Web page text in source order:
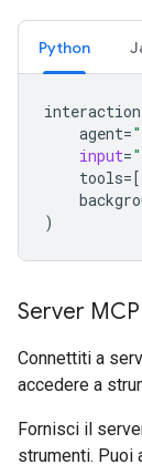
Python
interaction
agent=
input=
tools=
)
Server MCP
Connettiti a
accedere a
Fornisci il
strumenti. Puoi